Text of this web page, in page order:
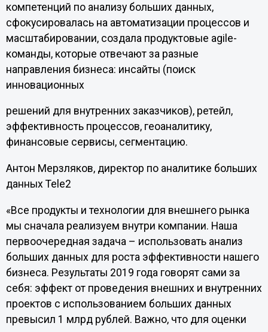
компетенций по анализу больших данных,
сфокусировалась на автоматизации процессов и
масштабировании, создала продуктовые agile-
команды, которые отвечают за разные
направления бизнеса: инсайты (поиск
инновационных
решений для внутренних заказчиков), ретейл,
эффективность процессов, геоаналитику,
финансовые сервисы, сегментацию.
Антон Мерзляков, директор по аналитике больших
данных Tele2
«Все продукты и технологии для внешнего рынка
мы сначала реализуем внутри компании. Наша
первоочередная задача – использовать анализ
больших данных для роста эффективности нашего
бизнеса. Результаты 2019 года говорят сами за
себя: эффект от проведения внешних и внутренних
проектов с использованием больших данных
превысил 1 млрд рублей. Важно, что для оценки